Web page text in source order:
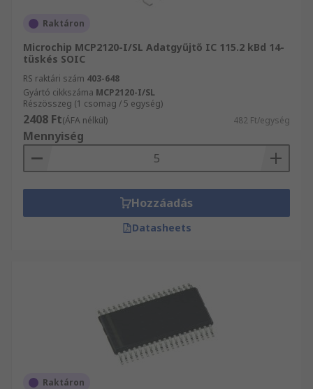
Raktáron
Microchip MCP2120-I/SL Adatgyűjtő IC 115.2 kBd 14-
tüskés SOIC
RS raktári szám 403-648
Gyártó cikkszáma MCP2120-I/SL
Részösszeg (1 csomag / 5 egység)
2408 Ft(ÁFA nélkül) 482 Ft/egység
Mennyiség
Hozzáadás
Datasheets
Raktáron